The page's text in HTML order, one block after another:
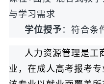
与学习需求
学位授予 ：符合条
人力资源管理是工
业，在成人高考报考专